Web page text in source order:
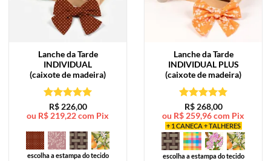
Lanche da Tarde
INDIVIDUAL
(caixote de madeira)
Avaliação5
de 5
R$226,00
ou R$ 219,22com Pix
escolha a estampa do tecido
Lanche da Tarde
INDIVIDUAL PLUS
(caixote de madeira)
Avaliação5
de 5
R$268,00
ou R$ 259,96com Pix
+ 1 CANECA + TALHERES
escolha a estampa do tecido